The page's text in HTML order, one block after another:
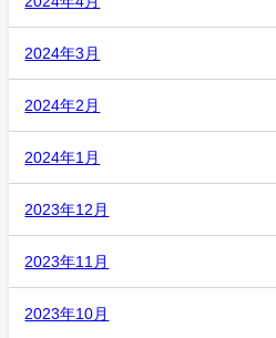
2024年3月
2024年2月
2024年1月
2023年12月
2023年11月
2023年10月